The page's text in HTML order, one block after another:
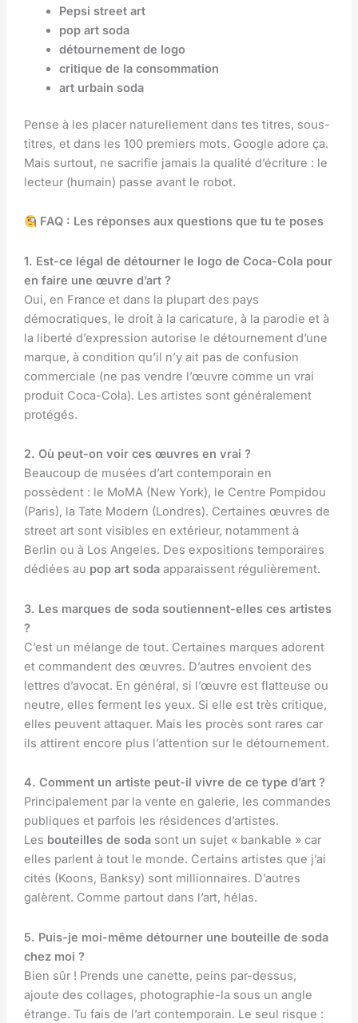
Pepsi street art
pop art soda
détournement de logo
critique de la consommation
art urbain soda
Pense à les placer naturellement dans tes titres, sous-
titres, et dans les 100 premiers mots. Google adore ça.
Mais surtout, ne sacrifie jamais la qualité d’écriture : le
lecteur (humain) passe avant le robot.
FAQ : Les réponses aux questions que tu te poses
1. Est-ce légal de détourner le logo de Coca-Cola pour
en faire une œuvre d’art ?
Oui, en France et dans la plupart des pays
démocratiques, le droit à la caricature, à la parodie et à
la liberté d’expression autorise le détournement d’une
marque, à condition qu’il n’y ait pas de confusion
commerciale (ne pas vendre l’œuvre comme un vrai
produit Coca-Cola). Les artistes sont généralement
protégés.
2. Où peut-on voir ces œuvres en vrai ?
Beaucoup de musées d’art contemporain en
possèdent : le MoMA (New York), le Centre Pompidou
(Paris), la Tate Modern (Londres). Certaines œuvres de
street art sont visibles en extérieur, notamment à
Berlin ou à Los Angeles. Des expositions temporaires
dédiées au pop art sodaapparaissent régulièrement.
3. Les marques de soda soutiennent-elles ces artistes
?
C’est un mélange de tout. Certaines marques adorent
et commandent des œuvres. D’autres envoient des
lettres d’avocat. En général, si l’œuvre est flatteuse ou
neutre, elles ferment les yeux. Si elle est très critique,
elles peuvent attaquer. Mais les procès sont rares car
ils attirent encore plus l’attention sur le détournement.
4. Comment un artiste peut-il vivre de ce type d’art ?
Principalement par la vente en galerie, les commandes
publiques et parfois les résidences d’artistes.
Les bouteilles de sodasont un sujet « bankable » car
elles parlent à tout le monde. Certains artistes que j’ai
cités (Koons, Banksy) sont millionnaires. D’autres
galèrent. Comme partout dans l’art, hélas.
5. Puis-je moi-même détourner une bouteille de soda
chez moi ?
Bien sûr ! Prends une canette, peins par-dessus,
ajoute des collages, photographie-la sous un angle
étrange. Tu fais de l’art contemporain. Le seul risque :